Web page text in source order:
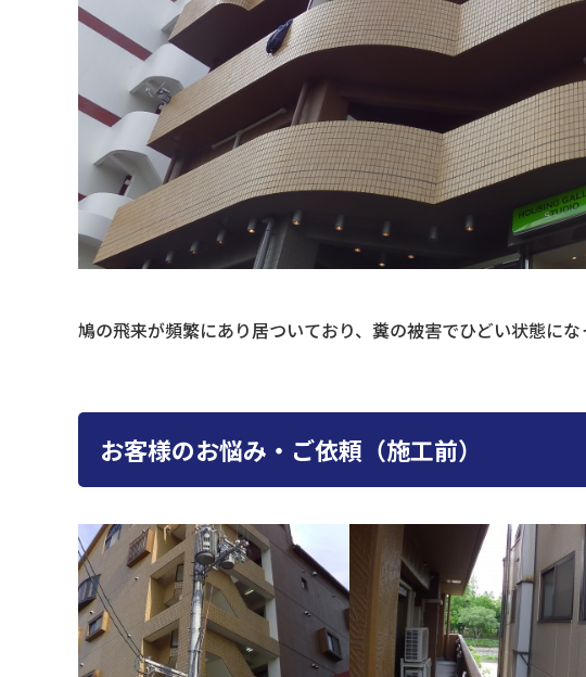
鳩の飛来が頻繁にあり居ついており、糞の被害でひどい状態にな
お客様のお悩み・ご依頼（施工前）